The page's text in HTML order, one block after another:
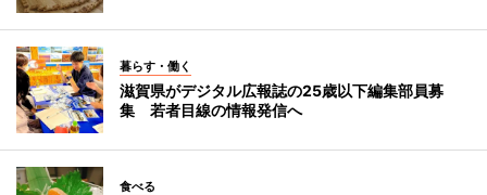
暮らす・働く
滋賀県がデジタル広報誌の25歳以下編集部員募
集 若者目線の情報発信へ
食べる